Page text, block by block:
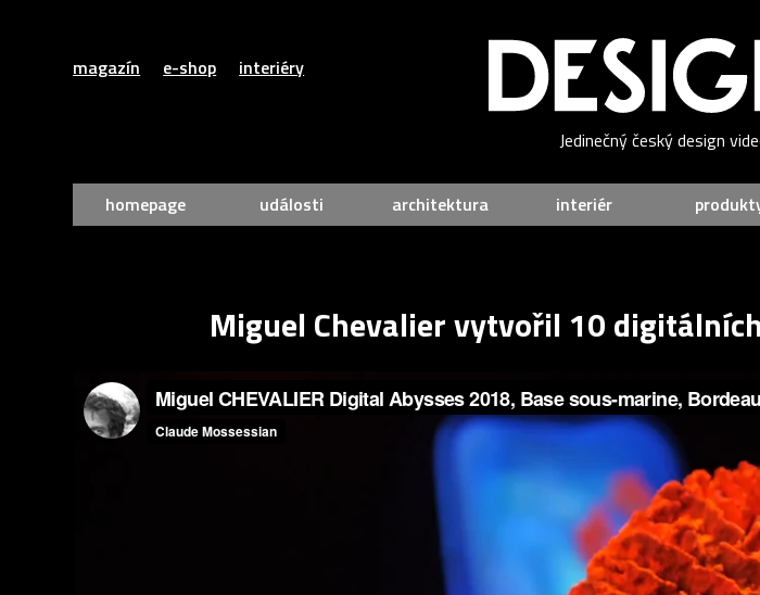
magazín e-shop interiéry
Jedinečný český design
homepage události architektura interiér
Miguel Chevalier vytvořil 10